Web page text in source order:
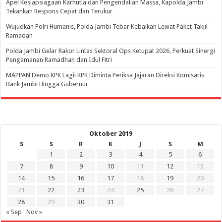
Apel Kesiapsiagaan Karhutla dan Pengendalian Massa, Kapolda Jambi
Tekankan Respons Cepat dan Terukur
Wujudkan Polri Humanis, Polda Jambi Tebar Kebaikan Lewat Paket Takjil
Ramadan
Polda Jambi Gelar Rakor Lintas Sektoral Ops Ketupat 2026, Perkuat Sinergi
Pengamanan Ramadhan dan Idul Fitri
‎MAPPAN Demo KPK Lagi! KPK Diminta Periksa Jajaran Direksi Komisaris
Bank Jambi Hingga Gubernur ‎
Oktober 2019
S
S R K J S
M
1
2 3 4 5
6
7
8 9 10 11 12
13
14
15 16 17 18 19
20
21
22 23 24 25 26
27
28
29 30
31
« Sep
Nov »